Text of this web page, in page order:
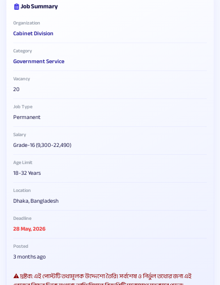
Job Summary
Organization
Cabinet Division
Category
Government Service
Vacancy
20
Job Type
Permanent
Salary
Grade-16 (9,300-22,490)
Age Limit
18-32 Years
Location
Dhaka, Bangladesh
Deadline
28 May, 2026
Posted
3 months ago
⚠️ দ্রষ্টব্য: এই পোস্টটি তথ্যমূলক উদ্দেশ্যে তৈরি। সর্বশেষ ও নির্ভুল তথ্যের জন্য এই